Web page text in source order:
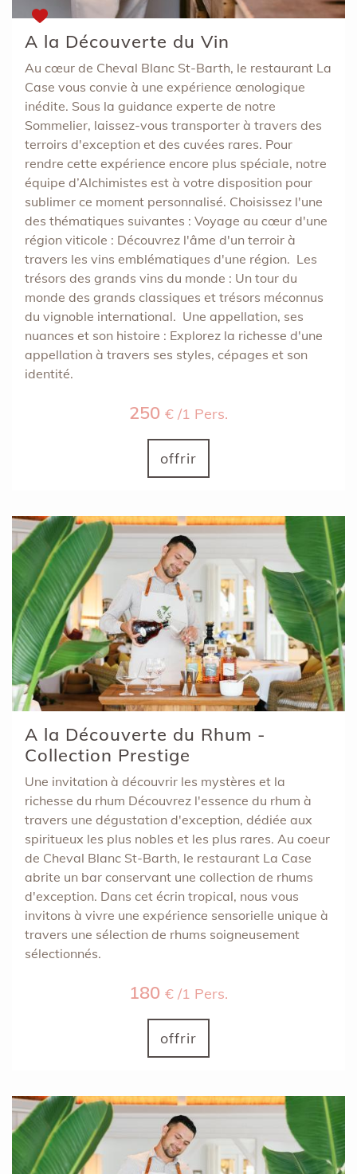
A la Découverte du Vin
Au cœur de Cheval Blanc St-Barth, le restaurant La
Case vous convie à une expérience œnologique
inédite. Sous la guidance experte de notre
Sommelier, laissez-vous transporter à travers des
terroirs d'exception et des cuvées rares. Pour
rendre cette expérience encore plus spéciale, notre
équipe d’Alchimistes est à votre disposition pour
sublimer ce moment personnalisé. Choisissez l'une
des thématiques suivantes : Voyage au cœur d'une
région viticole : Découvrez l'âme d'un terroir à
travers les vins emblématiques d'une région. Les
trésors des grands vins du monde : Un tour du
monde des grands classiques et trésors méconnus
du vignoble international. Une appellation, ses
nuances et son histoire : Explorez la richesse d'une
appellation à travers ses styles, cépages et son
identité.
250 € /1 Pers.
offrir
A la Découverte du Rhum -
Collection Prestige
Une invitation à découvrir les mystères et la
richesse du rhum Découvrez l'essence du rhum à
travers une dégustation d'exception, dédiée aux
spiritueux les plus nobles et les plus rares. Au coeur
de Cheval Blanc St-Barth, le restaurant La Case
abrite un bar conservant une collection de rhums
d'exception. Dans cet écrin tropical, nous vous
invitons à vivre une expérience sensorielle unique à
travers une sélection de rhums soigneusement
180 € /1 Pers.
offrir